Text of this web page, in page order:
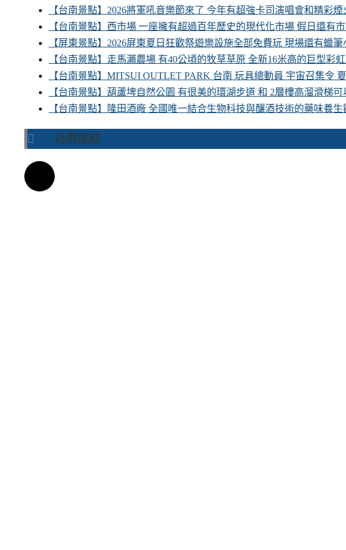
【台南景點】2026將軍吼音樂節來了 今年有超強卡司演唱會和精彩
【台南景點】西市場 一座擁有超過百年歷史的現代化市場 假日還有
【屏東景點】2026屏東夏日狂歡祭遊樂設施全部免費玩 現場還有蠟
【台南景點】走馬瀨農場 有40公頃的牧草草原 全新16米高的巨型彩
【台南景點】MITSUI OUTLET PARK 台南 玩具總動員 宇宙召集令
【台南景點】葫蘆埤自然公園 有很美的環湖步道 和 2層樓高溜滑梯可
【台南景點】隆田酒廠 全國唯一結合生物科技與釀酒技術的藥味養
社群連結